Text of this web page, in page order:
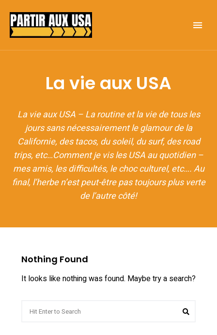
La vie aux USA
La vie aux USA – La routine et la vie de tous les
jours sans nécessairement le glamour de la
Californie, des tacos, du soleil, du surf, des road
trips, etc…Comment je vis les USA au quotidien –
mes amis, les difficultés, le choc culturel, etc…. Au
final, l’herbe n’est peut-être pas toujours plus verte
de l’autre côté!
Nothing Found
It looks like nothing was found. Maybe try a search?
Search